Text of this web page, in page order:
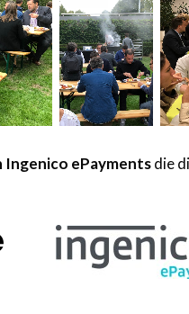
Ingenico ePaymentsdie